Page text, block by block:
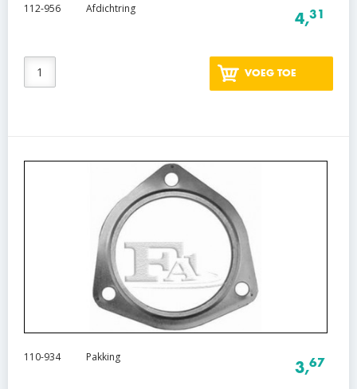
112-956 Afdichtring
4,31
VOEG TOE
110-934 Pakking
3,67